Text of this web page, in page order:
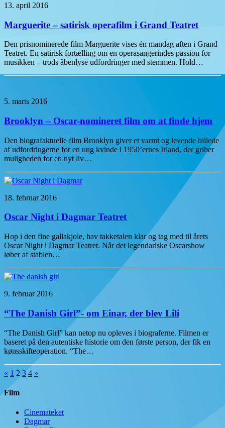
13. april 2016
Marguerite – satirisk operafilm i Grand Teatret
Den prisnominerede film Marguerite vises én mandag aften i Grand
Teatret. En satirisk fortælling om en operasangerindes passion for
musikken – trods åbenlyse udfordringer med stemmen. Hold…
5. marts 2016
Brooklyn – Oscar-nomineret film om at finde hjem
Den biografaktuelle film Brooklyn giver et varmt og levende billede
af udfordringerne for en ung kvinde i 1950’ernes Irland, der griber
muligheden for en nyt liv…
18. februar 2016
Oscar Night i Dagmar Teatret
Hop i den fine gallakjole, hav takketalen klar og tag med til årets
Oscar Night i Dagmar Teatret. Når det legendariske Oscarshow
løber af stablen…
9. februar 2016
“The Danish Girl”- om Einar, der blev Lili
“The Danish Girl” kan netop nu opleves i biograferne. Filmen er
baseret på den autentiske historie om den første person, der fik en
kønsskifteoperation. “The…
« 1 2 3 4 »
Film
Cinemateket
Dagmar